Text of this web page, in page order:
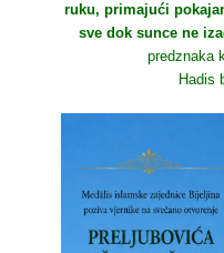
ruku, primajući
sve dok sunce ne
predznaka
Hadis